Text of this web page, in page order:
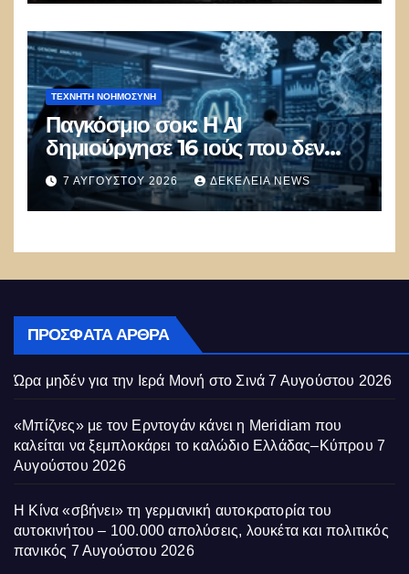
ΤΕΧΝΗΤΉ ΝΟΗΜΟΣΎΝΗ
Παγκόσμιο σοκ: Η ΑΙ
δημιούργησε 16 ιούς που δεν
υπάρχουν στη φύση –
Συναγερμός: Ο εφιάλτης μόλις
άρχισε
7 ΑΥΓΟΎΣΤΟΥ 2026 ΔΕΚΈΛΕΙΑ NEWS
ΠΡΌΣΦΑΤΑ ΆΡΘΡΑ
Ώρα μηδέν για την Ιερά Μονή στο Σινά 7 Αυγούστου 2026
«Μπίζνες» με τον Ερντογάν κάνει η Meridiam που
καλείται να ξεμπλοκάρει το καλώδιο Ελλάδας–Κύπρου 7
Αυγούστου 2026
Η Κίνα «σβήνει» τη γερμανική αυτοκρατορία του
αυτοκινήτου – 100.000 απολύσεις, λουκέτα και πολιτικός
πανικός 7 Αυγούστου 2026